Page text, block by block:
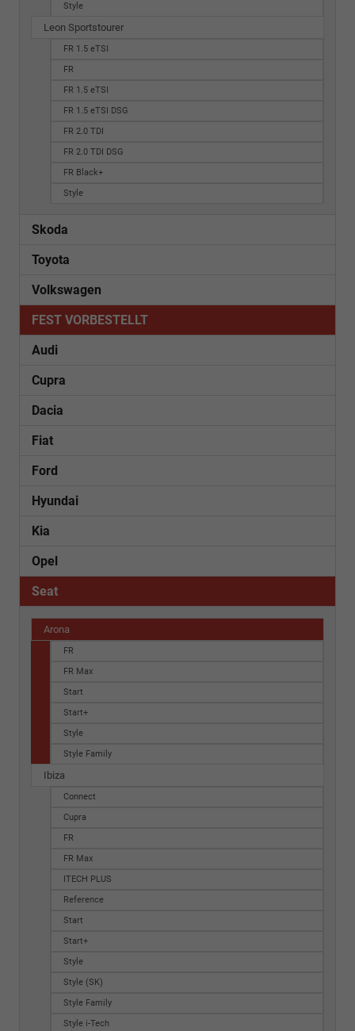
Style
Leon Sportstourer
FR 1.5 eTSI
FR
FR 1.5 eTSI
FR 1.5 eTSI DSG
FR 2.0 TDI
FR 2.0 TDI DSG
FR Black+
Style
Skoda
Toyota
Volkswagen
FEST VORBESTELLT
Audi
Cupra
Dacia
Fiat
Ford
Hyundai
Kia
Opel
Seat
Arona
FR
FR Max
Start
Start+
Style
Style Family
Ibiza
Connect
Cupra
FR
FR Max
ITECH PLUS
Reference
Start
Start+
Style
Style (SK)
Style Family
Style i-Tech